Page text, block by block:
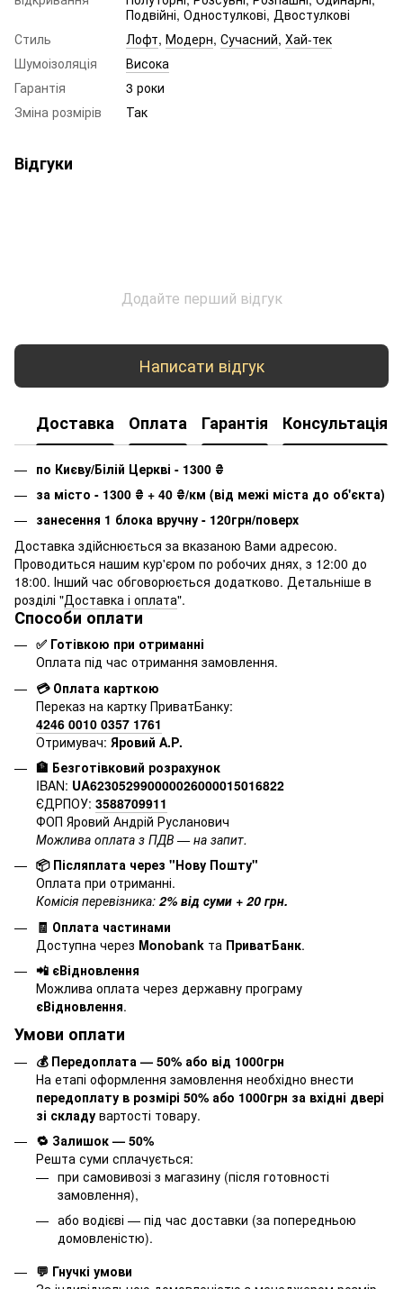
Подвійні, Одностулкові, Двостулкові
Стиль
Лофт, Модерн, Сучасний, Хай-тек
Шумоізоляція
Висока
Гарантія
3 роки
Зміна розмірів
Так
Відгуки
Додайте перший відгук
Написати відгук
Доставка Оплата Гарантія Консультація
по Києву/Білій Церкві - 1300 ₴
за місто - 1300 ₴ + 40 ₴/км (від межі міста до об'єкта)
занесення 1 блока вручну - 120грн/поверх
Доставка здійснюється за вказаною Вами адресою.
Проводиться нашим кур'єром по робочих днях, з 12:00 до
18:00. Інший час обговорюється додатково. Детальніше в
розділі "Доставка і оплата".
Способи оплати
✅ Готівкою при отриманні
Оплата під час отримання замовлення.
💳 Оплата карткою
Переказ на картку ПриватБанку:
4246 0010 0357 1761
Отримувач: Яровий А.Р.
🏦 Безготівковий розрахунок
IBAN: UA623052990000026000015016822
ЄДРПОУ: 3588709911
ФОП Яровий Андрій Русланович
Можлива оплата з ПДВ — на запит.
📦 Післяплата через "Нову Пошту"
Оплата при отриманні.
Комісія перевізника: 2% від суми + 20 грн.
🧾 Оплата частинами
Доступна через Monobank та ПриватБанк.
📲 єВідновлення
Можлива оплата через державну програму
єВідновлення.
Умови оплати
💰 Передоплата — 50% або від 1000грн
На етапі оформлення замовлення необхідно внести
передоплату в розмірі 50% або 1000грн за вхідні двері
зі складу вартості товару.
🔁 Залишок — 50%
Решта суми сплачується:
при самовивозі з магазину (після готовності
замовлення),
або водієві — під час доставки (за попередньою
домовленістю).
💬 Гнучкі умови